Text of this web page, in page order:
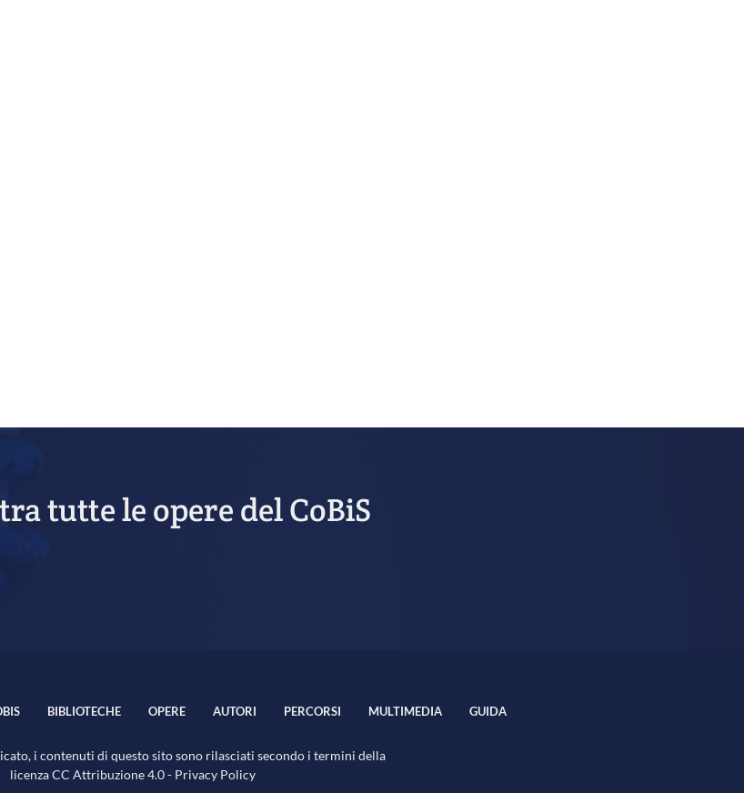
tutte le opere del CoBiS
BIBLIOTECHE OPERE AUTORI PERCORSI MULTIMEDIA GUIDA
i contenuti di questo sito sono rilasciati secondo i termini della
licenzaCC Attribuzione 4.0- Privacy Policy